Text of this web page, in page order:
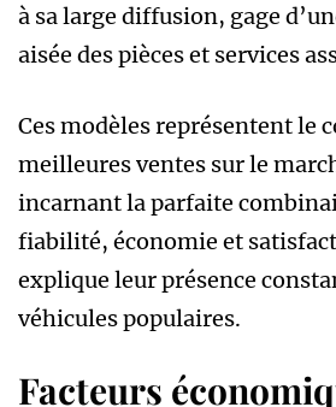
à sa large diffusion, gage
aisée des pièces et services
Ces modèles représentent le
meilleures ventes sur le
incarnant la parfaite
fiabilité, économie et
explique leur présence
véhicules populaires.
Facteurs